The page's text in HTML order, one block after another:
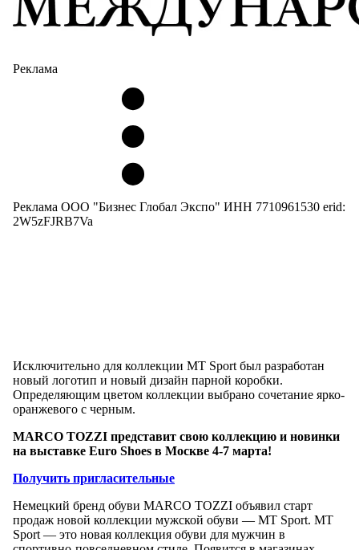
Реклама
Реклама ООО "Бизнес Глобал Экспо" ИНН 7710961530 erid:
2W5zFJRB7Va
Исключительно для коллекции MT Sport был разработан
новый логотип и новый дизайн парной коробки.
Определяющим цветом коллекции выбрано сочетание ярко-
оранжевого с черным.
MARCO TOZZI представит свою коллекцию и новинки
на выставке Euro Shoes в Москве 4-7 марта!
Получить пригласительные
Немецкий бренд обуви MARCO TOZZI объявил старт
продаж новой коллекции мужской обуви — MT Sport. MT
Sport — это новая коллекция обуви для мужчин в